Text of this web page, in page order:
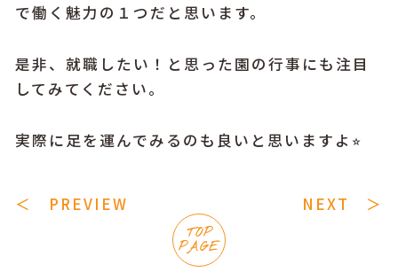
で働く魅力の１つだと思います。
是非、就職したい！と思った園の行事にも注目
してみてください。
実際に足を運んでみるのも良いと思いますよ⭐︎
＜ PREVIEW
TOP
PAGE
NEXT ＞